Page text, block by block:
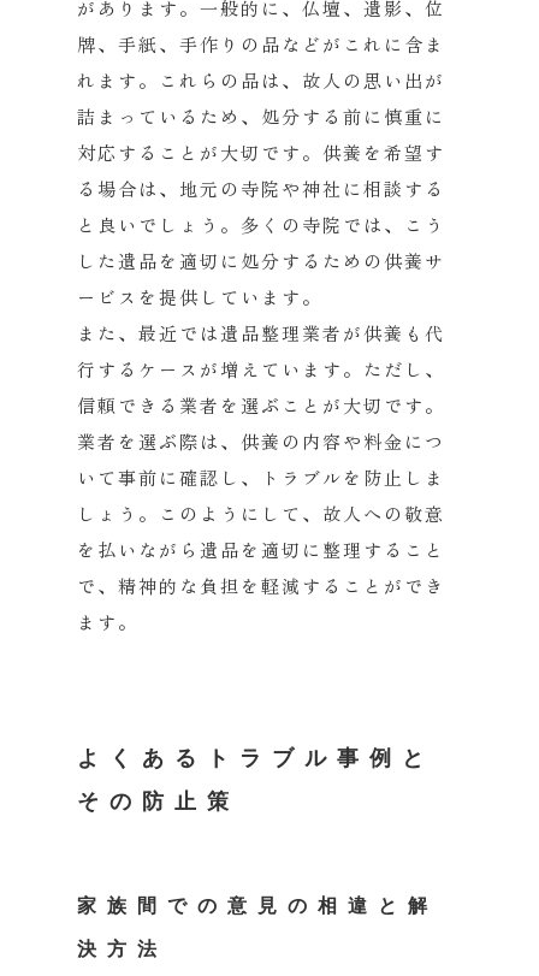
があります。一般的に、 仏壇、遺影、位
牌、手紙、手作りの品などがこれに含ま
れます。
これらの品は、故人の思い出が
詰まっているため、 処分する前に慎重に
対応することが大切です。 供養を希望す
る場合は、 地元の寺院や神社に相談する
と良いでしょう。多くの寺院では、
こう
した遺品を適切に処分するための供養サ
ービスを提供していま す。
また、 最近では遺品整理業者が供養も代
行するケースが増えています。 ただし、
信頼できる業者を選ぶことが大切です。
業者を選ぶ際は、 供養の内容や料金につ
いて事前に確認し、
トラブルを防止しま
しょう。このようにして、 故人への敬意
を払いながら遺品を適切に整理すること
で、 精神的な負担を軽減することができ
ます。
よくあるトラブル事例と
その防止策
家族間での意見の相違と解
決方法